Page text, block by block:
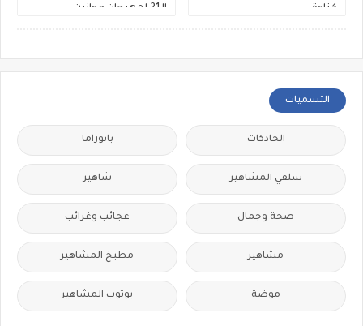
كناوة الـ21 لمهرجان موازين
التسميات
الحادكات بانوراما
سلفي المشاهير شاهير
صحة وجمال عجائب وغرائب
مشاهير مطبخ المشاهير
موضة يوتوب المشاهير